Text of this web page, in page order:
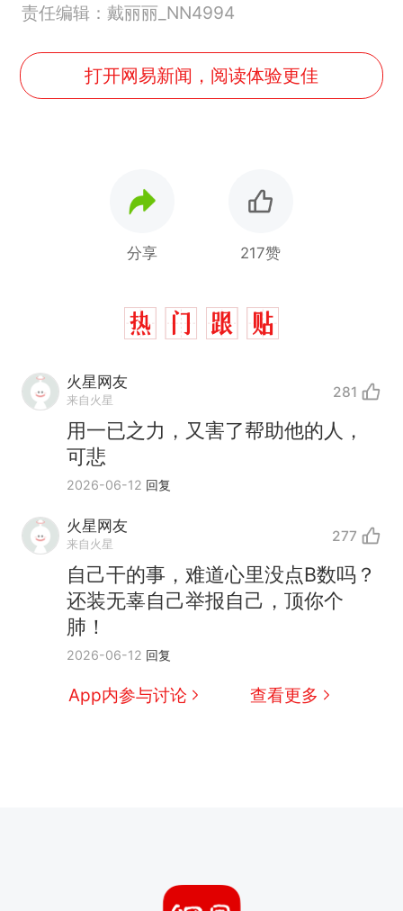
责任编辑：戴丽丽_NN4994
打开网易新闻，阅读体验更佳
分享 217赞
火星网友
来自火星 281
用一已之力，又害了帮助他的人，
可悲
2026-06-12 回复
火星网友
来自火星 277
自己干的事，难道心里没点B数吗？
还装无辜自己举报自己，顶你个
肺！
2026-06-12 回复
App内参与讨论 查看更多